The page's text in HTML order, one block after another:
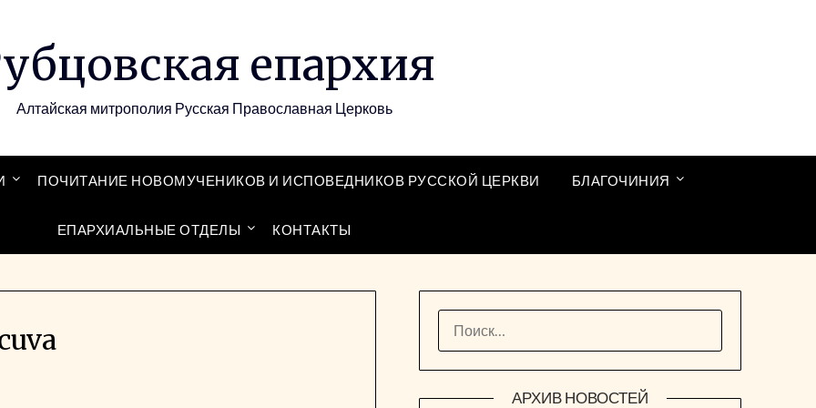
епархия
Алтайская митрополия Русская Православная Церковь
ПОЧИТАНИЕ НОВОМУЧЕНИКОВ И ИСПОВЕДНИКОВ РУССКОЙ ЦЕРКВИ БЛАГОЧИНИЯ
ЕПАРХИАЛЬНЫЕ ОТДЕЛЫ КОНТАКТЫ
АРХИВ НОВОСТЕЙ